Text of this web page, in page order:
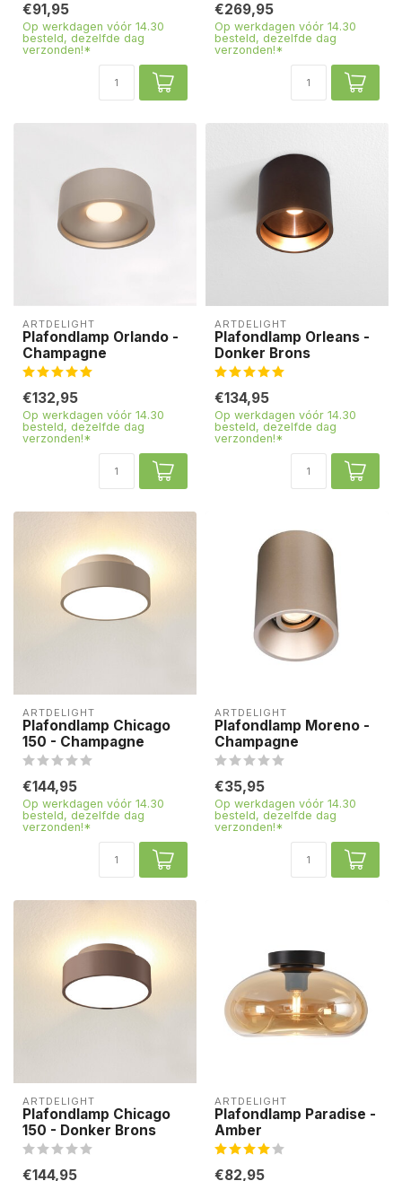
€91,95
Op werkdagen vóór 14.30
besteld, dezelfde dag
verzonden!*
€269,95
Op werkdagen vóór 14.30
besteld, dezelfde dag
verzonden!*
ARTDELIGHT
Plafondlamp Orlando -
Champagne
€132,95
Op werkdagen vóór 14.30
besteld, dezelfde dag
verzonden!*
ARTDELIGHT
Plafondlamp Orleans -
Donker Brons
€134,95
Op werkdagen vóór 14.30
besteld, dezelfde dag
verzonden!*
ARTDELIGHT
Plafondlamp Chicago
150 - Champagne
€144,95
Op werkdagen vóór 14.30
besteld, dezelfde dag
verzonden!*
ARTDELIGHT
Plafondlamp Moreno -
Champagne
€35,95
Op werkdagen vóór 14.30
besteld, dezelfde dag
verzonden!*
ARTDELIGHT
Plafondlamp Chicago
150 - Donker Brons
€144,95
ARTDELIGHT
Plafondlamp Paradise -
Amber
€82,95